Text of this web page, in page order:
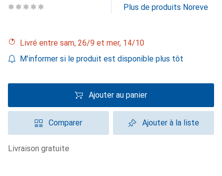
Plus de produits Noreve
Livré entre sam, 26/9 et mer, 14/10
M'informer si le produit est disponible plus tôt
Ajouter au panier
Comparer Ajouter à la liste
livraison gratuite